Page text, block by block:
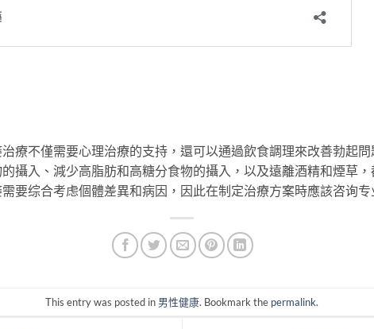
療不僅需要心理治療的支持，還可以通過飲食調理來改善勃起
攝入、減少高脂肪和高糖分食物的攝入，以及遠離酒精和煙草
要综合考虑個體差異和病因，因此在制定治療方案時應該咨询专
This entry was posted in 男性健康. Bookmark the permalink.